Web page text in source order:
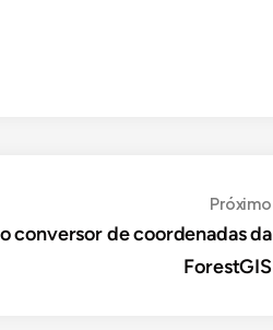
Próximo
conversor de coordenadas da
ForestGIS